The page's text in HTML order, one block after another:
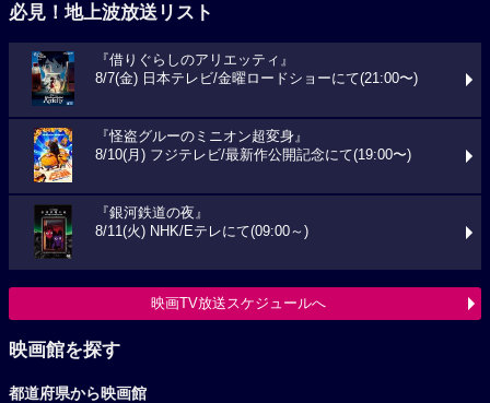
必見！地上波放送リスト
『借りぐらしのアリエッティ』
8/7(金) 日本テレビ/金曜ロードショーにて(21:00〜)
『怪盗グルーのミニオン超変身』
8/10(月) フジテレビ/最新作公開記念にて(19:00〜)
『銀河鉄道の夜』
8/11(火) NHK/Eテレにて(09:00～)
映画TV放送スケジュールへ
映画館を探す
都道府県から映画館